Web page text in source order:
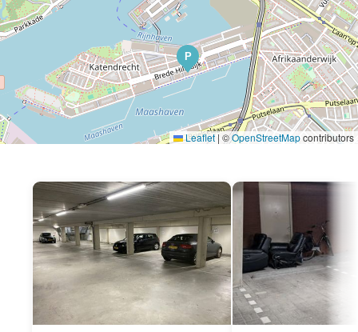
P
P
P
Leaflet|©OpenStreetMapcontributors